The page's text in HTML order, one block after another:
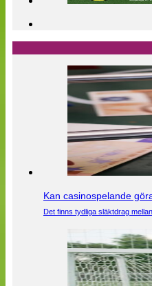
Kan casinospelande
Det finns tydliga släktdrag